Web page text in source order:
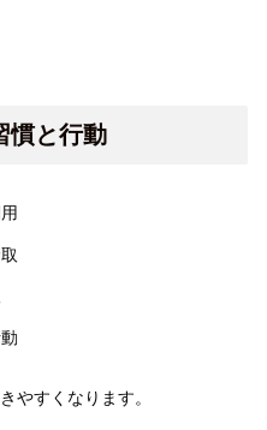
慣と行動
やすくなります。